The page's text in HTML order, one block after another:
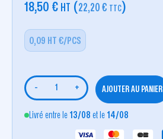
18,50 € HT (22,20 € TTC)
0,09 HT €/PCS
- + AJOUTER AU PANIER
Livré entre le 13/08 et le 14/08